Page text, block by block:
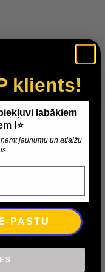
klients!
labākiem
!⭐
jaunumu un atlaižu
PASTU